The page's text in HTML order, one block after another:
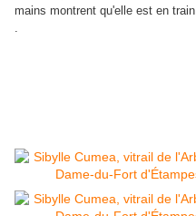
mains montrent qu'elle est en
.